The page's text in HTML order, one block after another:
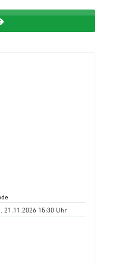
21.11.2026 15:30 Uhr